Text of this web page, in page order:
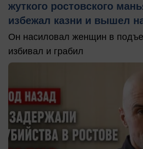
жуткого ростовского
избежал казни и вышел
Он насиловал женщин в
избивал и грабил